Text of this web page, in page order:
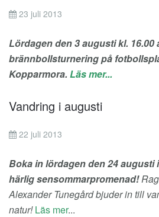
23 juli 2013
Lördagen den 3 augusti kl. 16.00
brännbollsturnering på
Kopparmora. Läs mer...
Vandring i augusti
22 juli 2013
Boka in lördagen den 24 augusti
härlig sensommarpromenad!
Alexander Tunegård bjuder in till
natur!Läs mer...